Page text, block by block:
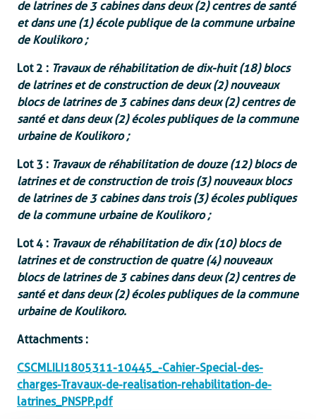
de latrines de 3 cabines dans deux (2) centres de santé
et dans une (1) école publique de la commune urbaine
de Koulikoro ;
Lot 2 : Travaux de réhabilitation de dix-huit (18) blocs
de latrines et de construction de deux (2) nouveaux
blocs de latrines de 3 cabines dans deux (2) centres de
santé et dans deux (2) écoles publiques de la commune
urbaine de Koulikoro ;
Lot 3 : Travaux de réhabilitation de douze (12) blocs de
latrines et de construction de trois (3) nouveaux blocs
de latrines de 3 cabines dans trois (3) écoles publiques
de la commune urbaine de Koulikoro ;
Lot 4 : Travaux de réhabilitation de dix (10) blocs de
latrines et de construction de quatre (4) nouveaux
blocs de latrines de 3 cabines dans deux (2) centres de
santé et dans deux (2) écoles publiques de la commune
urbaine de Koulikoro.
Attachments :
CSCMLILI1805311-10445_-Cahier-Special-des-
charges-Travaux-de-realisation-rehabilitation-de-
latrines_PNSPP.pdf